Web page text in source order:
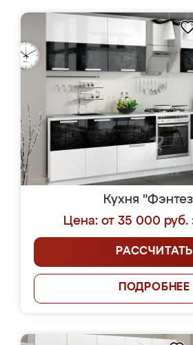
Кухня
Цена: от 35 000 руб.
РАССЧИТАТЬ
ПОДРОБНЕЕ